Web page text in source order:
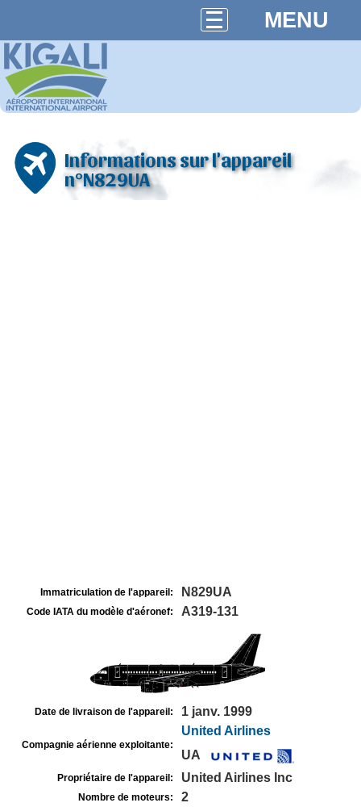
MENU
Informations sur l'appareil
n°N829UA
Immatriculation de l'appareil: N829UA
Code IATA du modèle d'aéronef: A319-131
Date de livraison de l'appareil: 1 janv. 1999
Compagnie aérienne exploitante:
United Airlines
UA
Propriétaire de l'appareil: United Airlines Inc
Nombre de moteurs: 2